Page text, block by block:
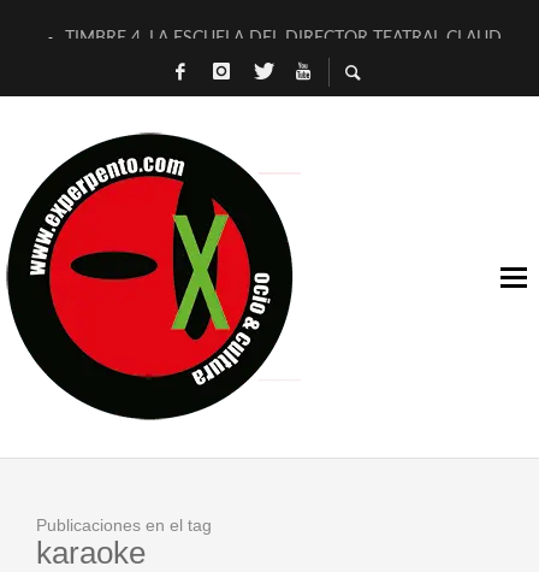
TIMBRE 4, LA ESCUELA DEL DIRECTOR TEATRAL CLAUDIO
30 AÑOS (NO ES NADA) DE LA KATARSIS DEL TOMATAZO
D’BALDOMEROS REINVENTAN [BITÁCORA 3.0] EN EXVITA
MARSHALL FLASH PRESENTA EN EXVITA [RELATIVA
JOFRE BARDAGÍ EN EXVITA INTERPRETANDO A SERRAT
YORCH PRESENTA [CURSO DE ARMONÍA PERSECUTORIA]
MAGALÍ SARE NOS EXPLICA [DESCASADA]
«NO TENGO PUTOS SUEÑOS»
Publicaciones en el tag
karaoke